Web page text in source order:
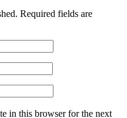
Required fields are
in this browser for the next